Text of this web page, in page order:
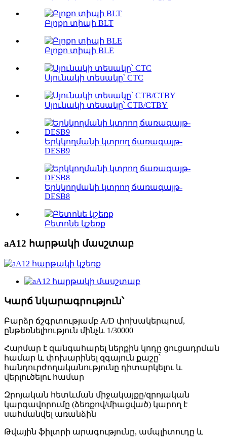
Բլոքո տիպի BLT
Բլոքո տիպի BLE
Սյունակի տեսակը՝ CTC
Սյունակի տեսակը՝ CTB/CTBY
Երկկողմանի կտրող ճառագայթ-
DESB9
Երկկողմանի կտրող ճառագայթ-
DESB8
Բետոնե կշեռք
aA12 հարթակի մասշտաբ
Կարճ նկարագրություն՝
Բարձր ճշգրտությամբ A/D փոխակերպում,
ընթեռնելիություն մինչև 1/30000
Հարմար է զանգահարել ներքին կոդը ցուցադրման
համար և փոխարինել զգայուն քաշը՝
հանդուրժողականությունը դիտարկելու և
վերլուծելու համար
Զրոյական հետևման միջակայքը/զրոյական
կարգավորումը (ձեռքով/միացված) կարող է
սահմանվել առանձին
Թվային ֆիլտրի արագությունը, ամպլիտուդը և